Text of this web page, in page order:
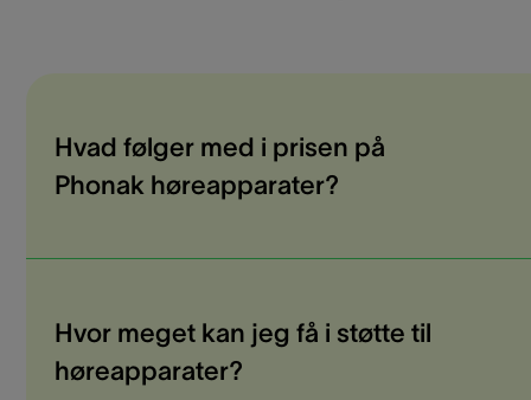
Hvad følger med i prisen på
Phonak høreapparater?
Hvor meget kan jeg få i støtte til
høreapparater?